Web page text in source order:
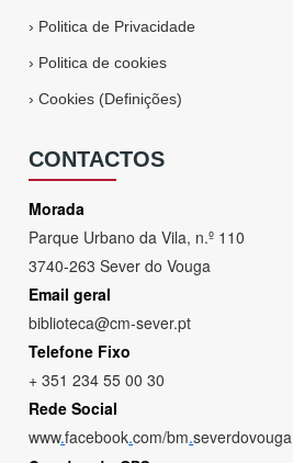
› Politica de Privacidade
› Politica de cookies
›Cookies (Definições)
CONTACTOS
Morada
Parque Urbano da Vila, n.º 110
3740-263 Sever do Vouga
Email geral
biblioteca@cm-sever.pt
Telefone Fixo
+ 351 234 55 00 30
Rede Social
www.facebook.com/bm.severdovouga